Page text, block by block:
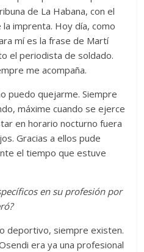
de La Habana, con el
imprenta. Hoy día, como
mí es la frase de Martí
el periodista de soldado.
me acompaña.
puedo quejarme. Siempre
máxime cuando se ejerce
en horario nocturno fuera
Gracias a ellos pude
el tiempo que estuve
en su profesión por
deportivo, siempre existen.
era ya una profesional